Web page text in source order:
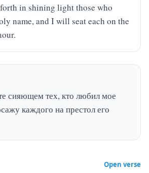
in shining light those who
name, and I will seat each on the
сияющем тех, кто любил мое
каждого на престол его
Open verse